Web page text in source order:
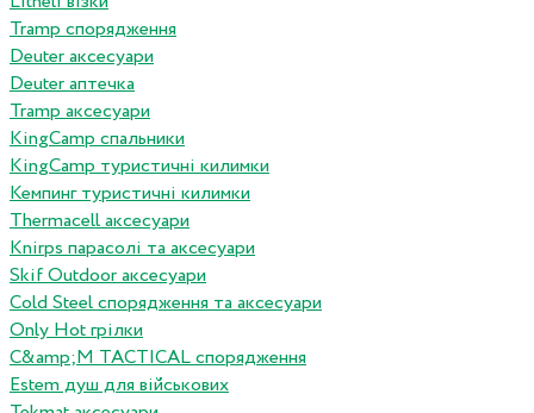
Tramp спорядження
Deuter аксесуари
Deuter аптечка
Tramp аксесуари
KingCamp спальники
KingCamp туристичні килимки
Кемпинг туристичні килимки
Thermacell аксесуари
Knirps парасолі та аксесуари
Skif Outdoor аксесуари
Cold Steel спорядження та аксесуари
Only Hot грілки
C&amp;M TACTICAL спорядження
Estem душ для військових